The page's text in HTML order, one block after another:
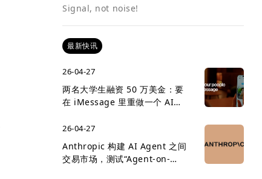
Signal, not noise!
最新快讯
26-04-27
两名大学生融资 50 万美金：要
在 iMessage 里重做一个 AI
26-04-27
Anthropic 构建 AI Agent 之间
交易市场，测试“Agent-on-